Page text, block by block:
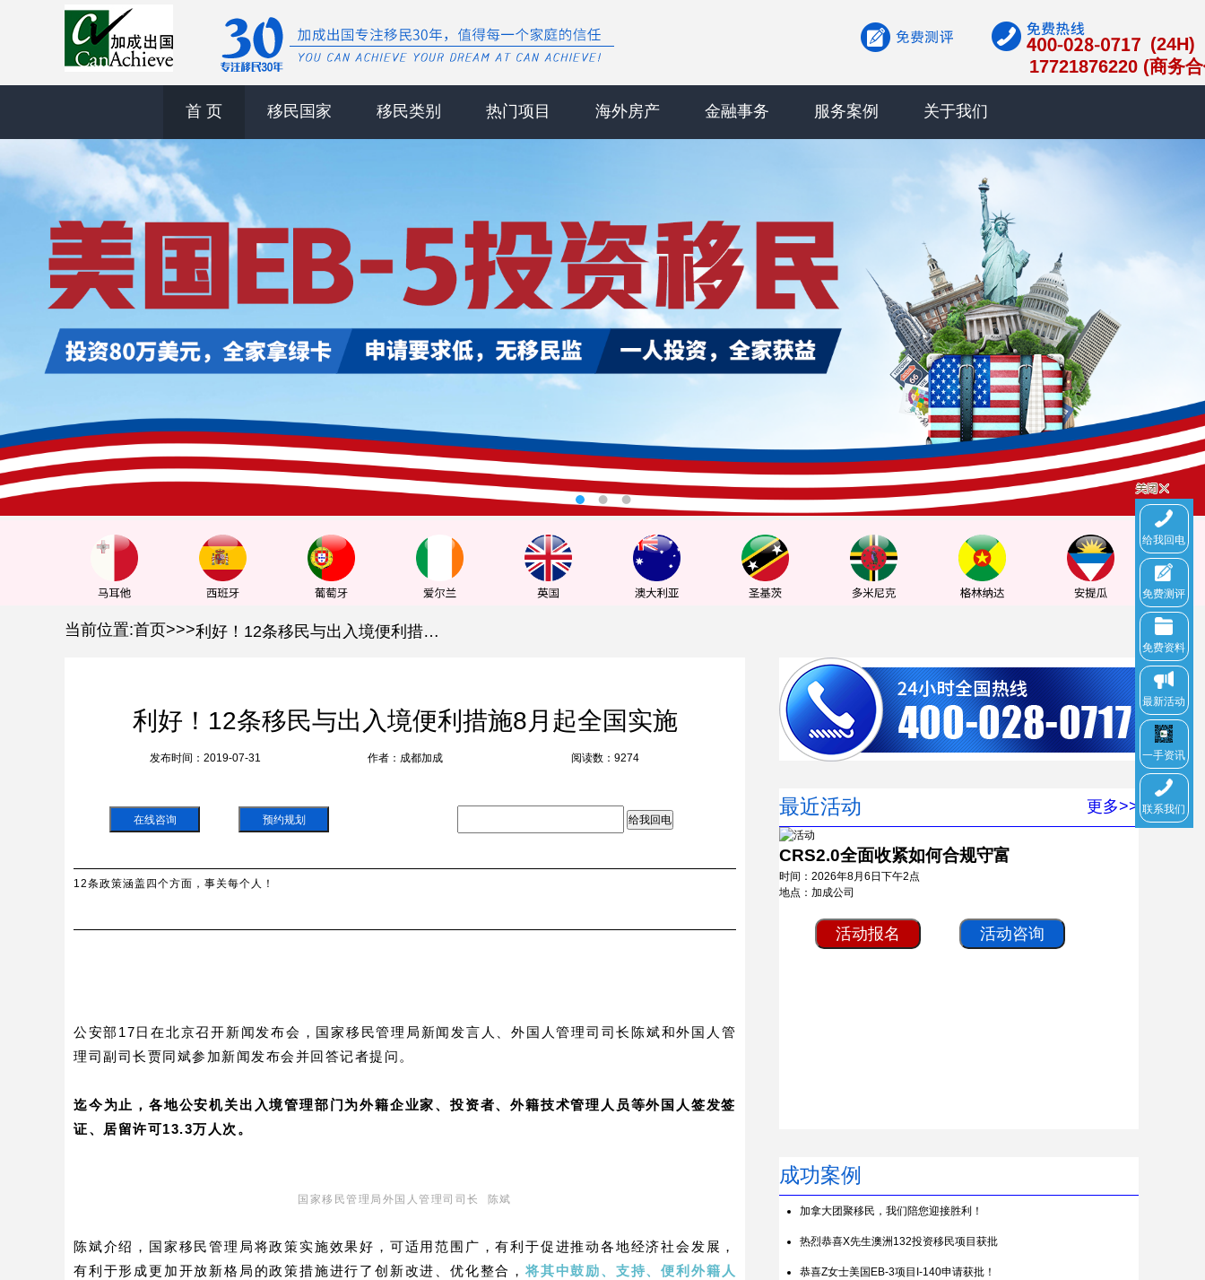
给我回电
免费测评
免费资料
最新活动
一手资讯
联系我们
(24H)
17721876220 (商务
首 页 移民国家 移民类别 热门项目 海外房产 金融事务 服务案例 关于我们
当前位置:首页>>> 利好！12条移民与出入境便利措施8月起全国实施
利好！12条移民与出入境便利措施8月起全国实施
发布时间：2019-07-31 作者：成都加成 阅读数：9274
在线咨询 预约规划 给我回电
12条政策涵盖四个方面，事关每个人！
公安部17日在北京召开新闻发布会，国家移民管理局新闻发言人、外国人管理司司长陈斌和外国人管
理司副司长贾同斌参加新闻发布会并回答记者提问。
迄今为止，各地公安机关出入境管理部门为外籍企业家、投资者、外籍技术管理人员等外国人签发签
证、居留许可13.3万人次。
国家移民管理局外国人管理司司长 陈斌
陈斌介绍，国家移民管理局将政策实施效果好，可适用范围广，有利于促进推动各地经济社会发展，
有利于形成更加开放新格局的政策措施进行了创新改进、优化整合，将其中鼓励、支持、便利外籍人
最近活动 更多>>
CRS2.0全面收紧如何合规守富
时间：2026年8月6日下午2点
地点：加成公司
活动报名 活动咨询
成功案例
加拿大团聚移民，我们陪您迎接胜利！
热烈恭喜X先生澳洲132投资移民项目获批
恭喜Z女士美国EB-3项目I-140申请获批！